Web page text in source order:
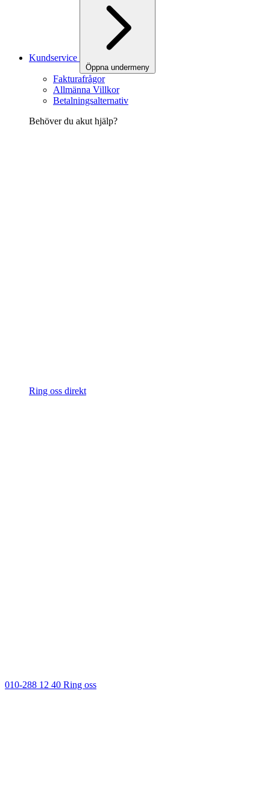
Kundservice
Öppna undermeny
Fakturafrågor
Allmänna Villkor
Betalningsalternativ
Behöver du akut hjälp?
Ring oss direkt
010-288 12 40 Ring oss